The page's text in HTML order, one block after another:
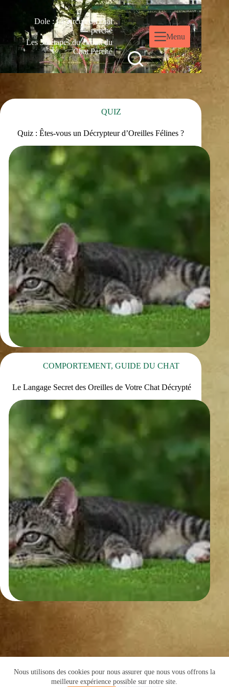
Nous utilisons des cookies pour nous assurer que nous vous offrons la
meilleure expérience possible sur notre site.
Dole : Le circuit du chat
perché
Les 35 étapes du circuit du
Chat Perché
Menu
QUIZ
Quiz : Êtes-vous un Décrypteur d’Oreilles Félines ?
COMPORTEMENT, GUIDE DU CHAT
Le Langage Secret des Oreilles de Votre Chat Décrypté
Copyright © 2016 -Cyril de Grivel PLAN DU SITE